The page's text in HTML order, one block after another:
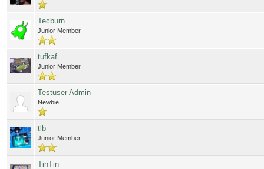
Tecburn
Junior Member
tufkaf
Junior Member
Testuser Admin
Newbie
tlb
Junior Member
TinTin